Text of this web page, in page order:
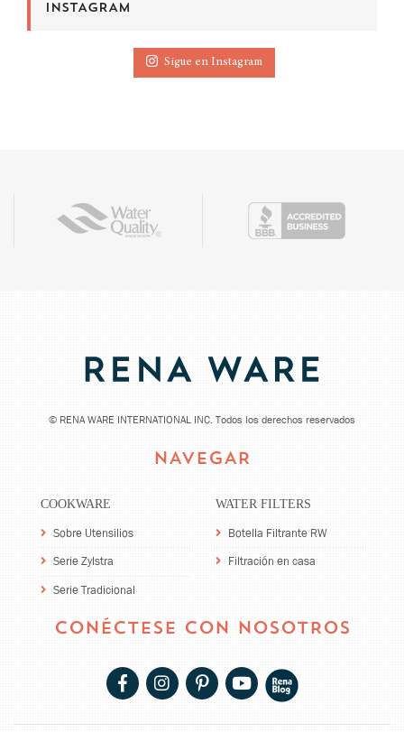
INSTAGRAM
Sigue en Instagram
© RENA WARE INTERNATIONAL INC. Todos los derechos reservados
NAVEGAR
COOKWARE
Sobre Utensilios
Serie Zylstra
Serie Tradicional
WATER FILTERS
Botella Filtrante RW
Filtración en casa
CONÉCTESE CON NOSOTROS